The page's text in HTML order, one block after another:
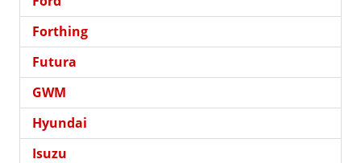
Forthing
Futura
GWM
Hyundai
Isuzu